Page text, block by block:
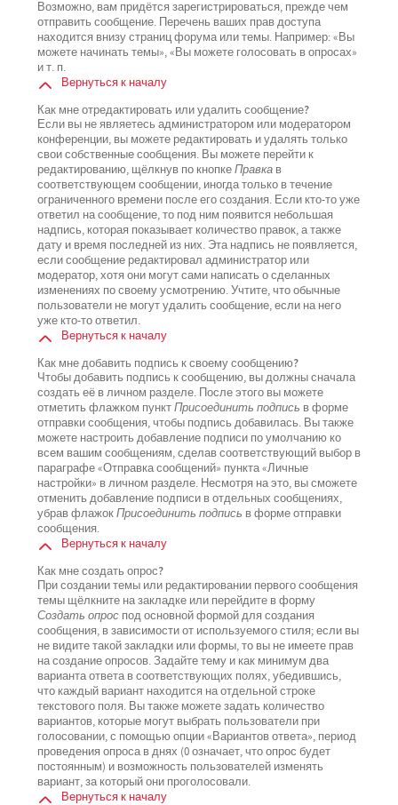
Возможно, вам придётся зарегистрироваться, прежде чем
отправить сообщение. Перечень ваших прав доступа
находится внизу страниц форума или темы. Например: «Вы
можете начинать темы», «Вы можете голосовать в опросах»
и т. п.
Вернуться к началу
Как мне отредактировать или удалить сообщение?
Если вы не являетесь администратором или модератором
конференции, вы можете редактировать и удалять только
свои собственные сообщения. Вы можете перейти к
редактированию, щёлкнув по кнопкеПравкав
соответствующем сообщении, иногда только в течение
ограниченного времени после его создания. Если кто-то уже
ответил на сообщение, то под ним появится небольшая
надпись, которая показывает количество правок, а также
дату и время последней из них. Эта надпись не появляется,
если сообщение редактировал администратор или
модератор, хотя они могут сами написать о сделанных
изменениях по своему усмотрению. Учтите, что обычные
пользователи не могут удалить сообщение, если на него
уже кто-то ответил.
Вернуться к началу
Как мне добавить подпись к своему сообщению?
Чтобы добавить подпись к сообщению, вы должны сначала
создать её в личном разделе. После этого вы можете
отметить флажком пунктПрисоединить подпись в форме
отправки сообщения, чтобы подпись добавилась. Вы также
можете настроить добавление подписи по умолчанию ко
всем вашим сообщениям, сделав соответствующий выбор в
параграфе «Отправка сообщений» пункта «Личные
настройки» в личном разделе. Несмотря на это, вы сможете
отменить добавление подписи в отдельных сообщениях,
убрав флажокПрисоединить подпись в форме отправки
сообщения.
Вернуться к началу
Как мне создать опрос?
При создании темы или редактировании первого сообщения
темы щёлкните на закладке или перейдите в форму
Создать опроспод основной формой для создания
сообщения, в зависимости от используемого стиля; если вы
не видите такой закладки или формы, то вы не имеете прав
на создание опросов. Задайте тему и как минимум два
варианта ответа в соответствующих полях, убедившись,
что каждый вариант находится на отдельной строке
текстового поля. Вы также можете задать количество
вариантов, которые могут выбрать пользователи при
голосовании, с помощью опции «Вариантов ответа», период
проведения опроса в днях (0 означает, что опрос будет
постоянным) и возможность пользователей изменять
вариант, за который они проголосовали.
Вернуться к началу